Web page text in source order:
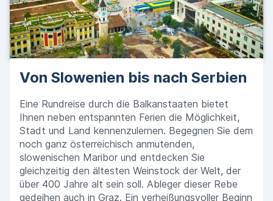
Von Slowenien bis nach Serbien
Eine Rundreise durch die Balkanstaaten bietet
Ihnen neben entspannten Ferien die Möglichkeit,
Stadt und Land kennenzulernen. Begegnen Sie dem
noch ganz österreichisch anmutenden,
slowenischen Maribor und entdecken Sie
gleichzeitig den ältesten Weinstock der Welt, der
über 400 Jahre alt sein soll. Ableger dieser Rebe
gedeihen auch in Graz. Ein verheißungsvoller Beginn